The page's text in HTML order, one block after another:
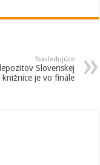
Nasledujúce
Slovenskej
je vo finále